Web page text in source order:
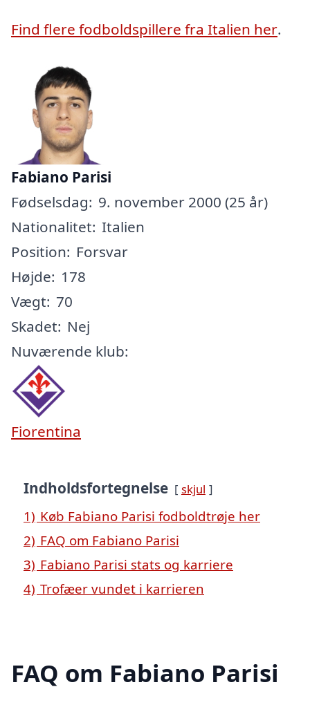
Find flere fodboldspillere fra Italien her.
Fabiano Parisi
Fødselsdag: 9. november 2000 (25 år)
Nationalitet: Italien
Position: Forsvar
Højde: 178
Vægt: 70
Skadet: Nej
Nuværende klub:
Fiorentina
Indholdsfortegnelse skjul
1) Køb Fabiano Parisi fodboldtrøje her
2) FAQ om Fabiano Parisi
3) Fabiano Parisi stats og karriere
4) Trofæer vundet i karrieren
FAQ om Fabiano Parisi